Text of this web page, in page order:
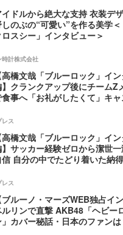
イドルから絶大な支持 衣装デ
のぶの“可愛い”を作る美学
ロスシー」インタビュー＞
時計株式会社
高橋文哉「ブルーロック」イ
クランクアップ後にチームZ
事へ「お礼がしたくて」キ
レス
高橋文哉「ブルーロック」イ
サッカー経験ゼロから潔世
信 自分の中でたどり着いた納
レス
ブルーノ・マーズWEB独占イ
リンで直撃 AKB48「ヘビー
」カバー秘話・日本のファン